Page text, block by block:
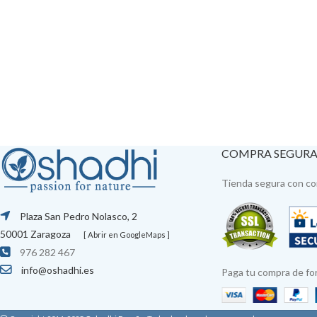
Plaza San Pedro Nolasco, 2
50001 Zaragoza
[ Abrir en GoogleMaps ]
976 282 467
info@oshadhi.es
COMPRA SEGURA
Tienda segura con
Paga tu compra de